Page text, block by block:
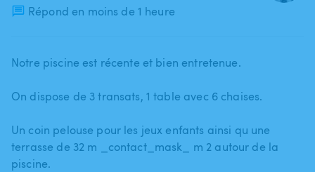
Répond en moins de 1 heure
Notre piscine est récente et bien entretenue.
On dispose de 3 transats​,​ 1 table avec 6 chaises.
Un coin pelouse pour les jeux enfants ainsi qu une
terrasse de 32 m _contact_mask_ m 2 autour de la
piscine.